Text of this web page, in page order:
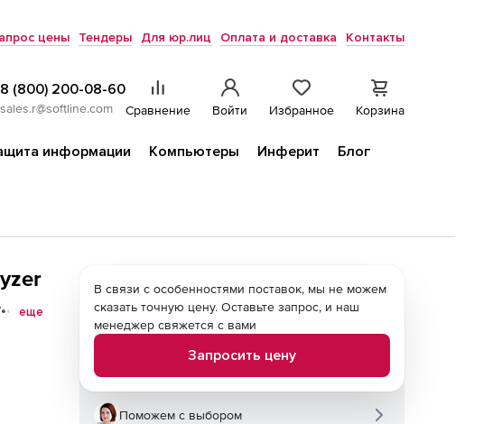
цены Тендеры Для юр.лиц Оплата и доставка Контакты
8 (800) 200-08-60
sales.r@softline.com Сравнение Войти Избранное Корзина
информации Компьютеры Инферит
Блог
еще
В связи с особенностями поставок, мы не можем
сказать точную цену. Оставьте запрос, и наш
менеджер свяжется с вами
Запросить цену
Поможем с выбором